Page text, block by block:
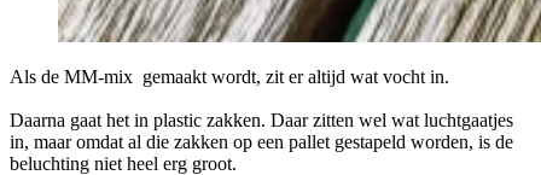
Als de MM-mix gemaakt wordt, zit er altijd wat vocht in.
Daarna gaat het in plastic zakken. Daar zitten wel wat luchtgaatjes
in, maar omdat al die zakken op een pallet gestapeld worden, is de
beluchting niet heel erg groot.